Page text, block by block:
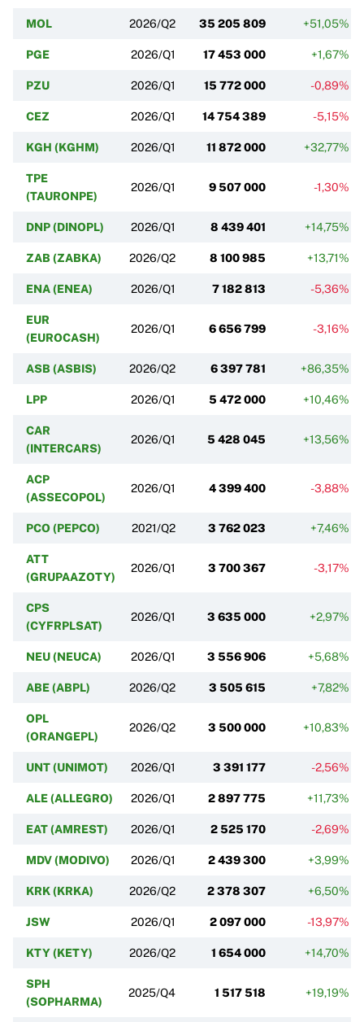
MOL 2026/Q2 35 205 809 +51,05%
PGE 2026/Q1 17 453 000 +1,67%
PZU 2026/Q1 15 772 000 -0,89%
CEZ 2026/Q1 14 754 389 -5,15%
KGH (KGHM) 2026/Q1 11 872 000 +32,77%
TPE
(TAURONPE)
2026/Q1 9 507 000 -1,30%
DNP (DINOPL) 2026/Q1 8 439 401 +14,75%
ZAB (ZABKA) 2026/Q2 8 100 985 +13,71%
ENA (ENEA) 2026/Q1 7 182 813 -5,36%
EUR
(EUROCASH)
2026/Q1 6 656 799 -3,16%
ASB (ASBIS) 2026/Q2 6 397 781 +86,35%
LPP 2026/Q1 5 472 000 +10,46%
CAR
(INTERCARS)
2026/Q1 5 428 045 +13,56%
ACP
(ASSECOPOL)
2026/Q1 4 399 400 -3,88%
PCO (PEPCO) 2021/Q2 3 762 023 +7,46%
ATT
(GRUPAAZOTY)
2026/Q1 3 700 367 -3,17%
CPS
(CYFRPLSAT)
2026/Q1 3 635 000 +2,97%
NEU (NEUCA) 2026/Q1 3 556 906 +5,68%
ABE (ABPL) 2026/Q2 3 505 615 +7,82%
OPL
(ORANGEPL)
2026/Q2 3 500 000 +10,83%
UNT (UNIMOT) 2026/Q1 3 391 177 -2,56%
ALE (ALLEGRO) 2026/Q1 2 897 775 +11,73%
EAT (AMREST) 2026/Q1 2 525 170 -2,69%
MDV (MODIVO) 2026/Q1 2 439 300 +3,99%
KRK (KRKA) 2026/Q2 2 378 307 +6,50%
JSW 2026/Q1 2 097 000 -13,97%
KTY (KETY) 2026/Q2 1 654 000 +14,70%
SPH
(SOPHARMA)
2025/Q4 1 517 518 +19,19%